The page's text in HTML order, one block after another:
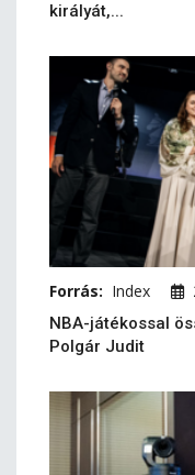
királyát,...
Forrás: Index
NBA-játékossal
Polgár Judit